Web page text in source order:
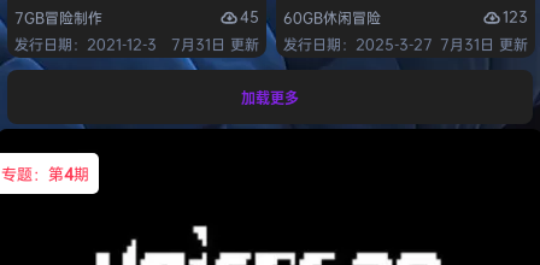
7GB冒险制作
45
发行日期：2021-12-3
7月31日 更新
60GB休闲冒险
123
发行日期：2025-3-27 7月31日 更新
加载更多
专题：第4期